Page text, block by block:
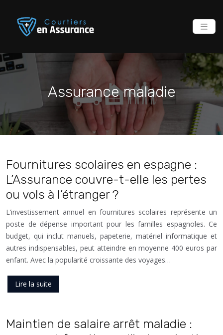
Assurance maladie
Fournitures scolaires en espagne :
L’Assurance couvre-t-elle les pertes
ou vols à l’étranger ?
L’investissement annuel en fournitures scolaires représente un
poste de dépense important pour les familles espagnoles. Ce
budget, qui inclut manuels, papeterie, matériel informatique et
autres indispensables, peut atteindre en moyenne 400 euros par
enfant. Avec la popularité croissante des voyages…
Lire la suite
Maintien de salaire arrêt maladie :